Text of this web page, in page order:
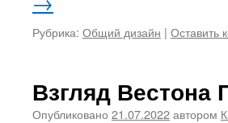
Рубрика: Общий дизайн | Оставить
Взгляд Вестона
Опубликовано 21.07.2022автором